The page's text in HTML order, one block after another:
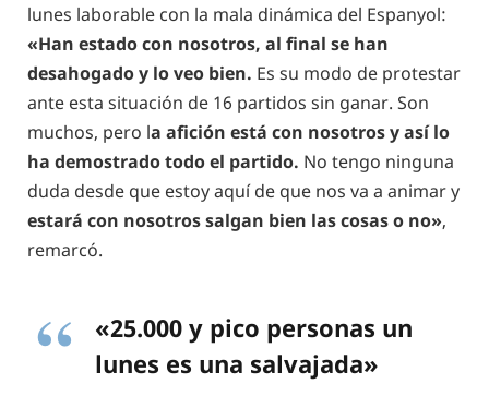
lunes laborable con la mala dinámica del Espanyol:
«Han estado con nosotros, al final se han
desahogado y lo veo bien. Es su modo de protestar
ante esta situación de 16 partidos sin ganar. Son
muchos, pero la afición está con nosotros y así lo
ha demostrado todo el partido. No tengo ninguna
duda desde que estoy aquí de que nos va a animar y
estará con nosotros salgan bien las cosas o no»,
remarcó.
«25.000 y pico personas un
lunes es una salvajada»